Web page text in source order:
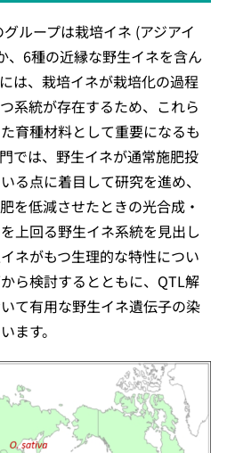
ループは栽培イネ (アジアイ
、6種の近縁な野生イネを含ん
は、栽培イネが栽培化の過程
系統が存在するため、これら
育種材料として重要になるも
では、野生イネが通常施肥投
る点に着目して研究を進め、
を低減させたときの光合成・
上回る野生イネ系統を見出し
ネがもつ生理的な特性につい
ら検討するとともに、QTL解
て有用な野生イネ遺伝子の染
ます。